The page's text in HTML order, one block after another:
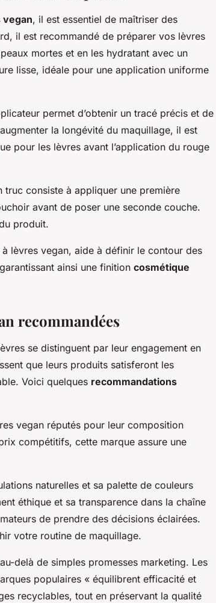
vegan, il est essentiel de maîtriser des
il est recommandé de préparer vos lèvres
mortes et en les hydratant avec un
lisse, idéale pour une application uniforme
permet d’obtenir un tracé précis et de
la longévité du maquillage, il est
pour les lèvres avant l’application du rouge
truc consiste à appliquer une première
avant de poser une seconde couche.
produit.
lèvres vegan, aide à définir le contour des
ainsi une finition cosmétique
recommandées
se distinguent par leur engagement en
que leurs produits satisferont les
Voici quelques recommandations
vegan réputés pour leur composition
compétitifs, cette marque assure une
naturelles et sa palette de couleurs
éthique et sa transparence dans la chaîne
de prendre des décisions éclairées.
votre routine de maquillage.
delà de simples promesses marketing. Les
populaires « équilibrent efficacité et
recyclables, tout en préservant la qualité